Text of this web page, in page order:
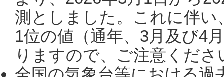
測としました。これに伴い
1位の値（通年、3月及び4
りますので、ご注意くだ